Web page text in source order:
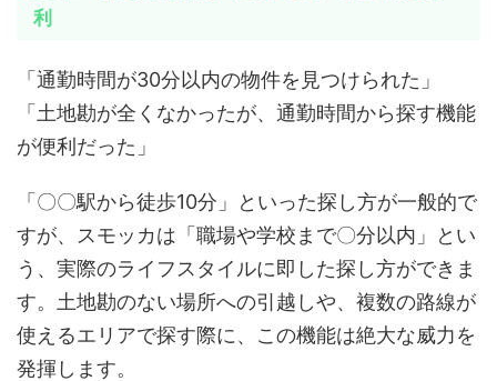
利
「通勤時間が30分以内の物件を見つけられた」
「土地勘が全くなかったが、通勤時間から探す機能
が便利だった」
「〇〇駅から徒歩10分」といった探し方が一般的で
すが、スモッカは「職場や学校まで〇分以内」とい
う、実際のライフスタイルに即した探し方ができま
す。土地勘のない場所への引越しや、複数の路線が
使えるエリアで探す際に、この機能は絶大な威力を
発揮します。